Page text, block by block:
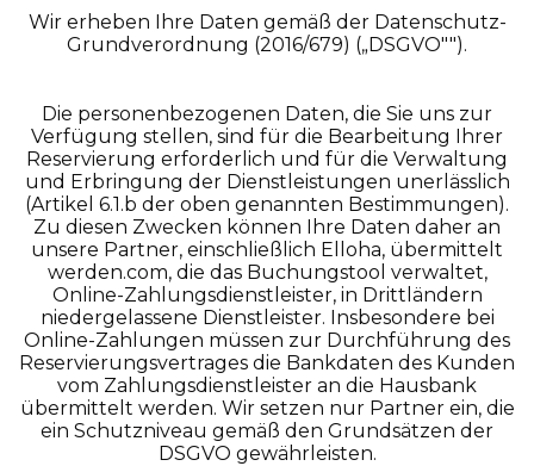
Wir erheben Ihre Daten gemäß der Datenschutz-
Grundverordnung (2016/679) („DSGVO"").
Die personenbezogenen Daten, die Sie uns zur
Verfügung stellen, sind für die Bearbeitung Ihrer
Reservierung erforderlich und für die Verwaltung
und Erbringung der Dienstleistungen unerlässlich
(Artikel 6.1.b der oben genannten Bestimmungen).
Zu diesen Zwecken können Ihre Daten daher an
unsere Partner, einschließlich Elloha, übermittelt
werden.com, die das Buchungstool verwaltet,
Online-Zahlungsdienstleister, in Drittländern
niedergelassene Dienstleister. Insbesondere bei
Online-Zahlungen müssen zur Durchführung des
Reservierungsvertrages die Bankdaten des Kunden
vom Zahlungsdienstleister an die Hausbank
übermittelt werden. Wir setzen nur Partner ein, die
ein Schutzniveau gemäß den Grundsätzen der
DSGVO gewährleisten.